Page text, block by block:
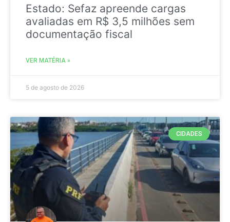
Estado: Sefaz apreende cargas
avaliadas em R$ 3,5 milhões sem
documentação fiscal
VER MATÉRIA »
5 de agosto de 2026
CIDADES